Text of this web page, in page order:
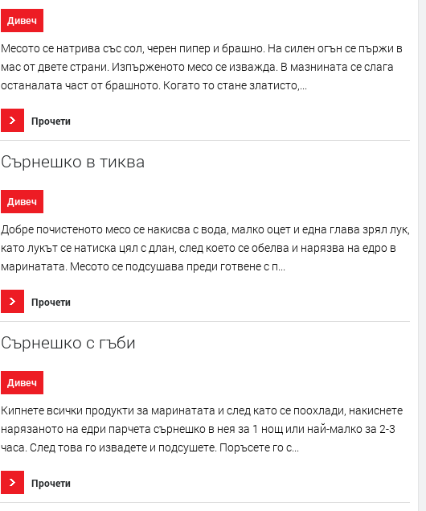
Дивеч
Месото се натрива със сол, черен пипер и брашно. На силен огън се пържи в
мас от двете страни. Изпърженото месо се изважда. В мазнината се слага
останалата част от брашното. Когато то стане златисто,...
Прочети
Сърнешко в тиква
Дивеч
Добре почистеното месо се накисва с вода, малко оцет и една глава зрял лук,
като лукът се натиска цял с длан, след което се обелва и нарязва на едро в
маринатата. Месото се подсушава преди готвене с п...
Прочети
Сърнешко с гъби
Дивеч
Кипнете всички продукти за маринатата и след като се поохлади, накиснете
нарязаното на едри парчета сърнешко в нея за 1 нощ или най-малко за 2-3
часа. След това го извадете и подсушете. Поръсете го с...
Прочети